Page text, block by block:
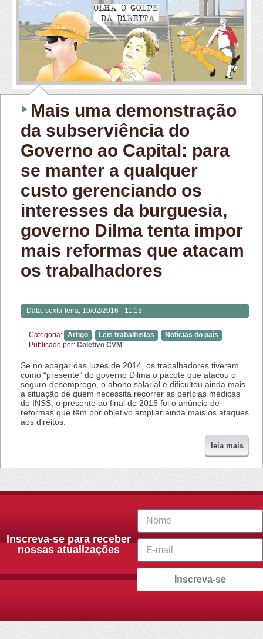
Mais uma demonstração
da subserviência do
Governo ao Capital: para
se manter a qualquer
custo gerenciando os
interesses da burguesia,
governo Dilma tenta impor
mais reformas que atacam
os trabalhadores
Data: sexta-feira, 19/02/2016 - 11:13
Categoria: Artigo , Leis trabalhistas ,
Notícias do país
Publicado por: Coletivo CVM
Se no apagar das luzes de 2014, os trabalhadores tiveram
como “presente” do governo Dilma o pacote que atacou o
seguro-desemprego, o abono salarial e dificultou ainda mais
a situação de quem necessita recorrer as perícias médicas
do INSS, o presente ao final de 2015 foi o anúncio de
reformas que têm por objetivo ampliar ainda mais os ataques
aos direitos.
leia mais
Inscreva-se para receber
nossas atualizações
Inscreva-se